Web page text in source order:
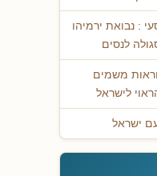
: נבואת ירמיהו
לנסים
משמים
לישראל
ישראל